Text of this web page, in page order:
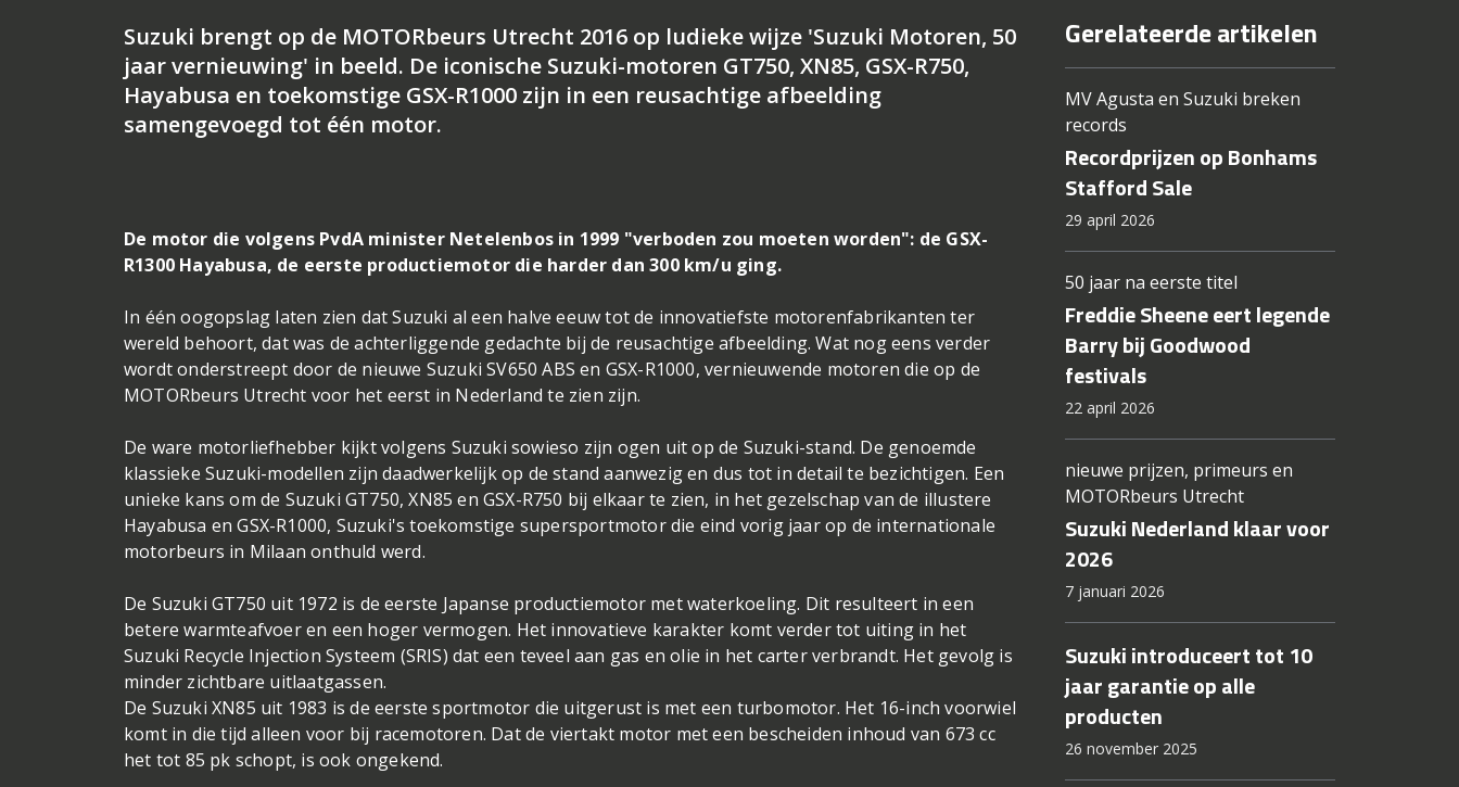
Suzuki brengt op de MOTORbeurs Utrecht 2016 op ludieke wijze 'Suzuki Motoren, 50
jaar vernieuwing' in beeld. De iconische Suzuki-motoren GT750, XN85, GSX-R750,
Hayabusa en toekomstige GSX-R1000 zijn in een reusachtige afbeelding
samengevoegd tot één motor.
De motor die volgens PvdA minister Netelenbos in 1999 "verboden zou moeten worden": de GSX-
R1300 Hayabusa, de eerste productiemotor die harder dan 300 km/u ging.
In één oogopslag laten zien dat Suzuki al een halve eeuw tot de innovatiefste motorenfabrikanten ter
wereld behoort, dat was de achterliggende gedachte bij de reusachtige afbeelding. Wat nog eens verder
wordt onderstreept door de nieuwe Suzuki SV650 ABS en GSX-R1000, vernieuwende motoren die op de
MOTORbeurs Utrecht voor het eerst in Nederland te zien zijn.
De ware motorliefhebber kijkt volgens Suzuki sowieso zijn ogen uit op de Suzuki-stand. De genoemde
klassieke Suzuki-modellen zijn daadwerkelijk op de stand aanwezig en dus tot in detail te bezichtigen. Een
unieke kans om de Suzuki GT750, XN85 en GSX-R750 bij elkaar te zien, in het gezelschap van de illustere
Hayabusa en GSX-R1000, Suzuki's toekomstige supersportmotor die eind vorig jaar op de internationale
motorbeurs in Milaan onthuld werd.
De Suzuki GT750 uit 1972 is de eerste Japanse productiemotor met waterkoeling. Dit resulteert in een
betere warmteafvoer en een hoger vermogen. Het innovatieve karakter komt verder tot uiting in het
Suzuki Recycle Injection Systeem (SRIS) dat een teveel aan gas en olie in het carter verbrandt. Het gevolg is
minder zichtbare uitlaatgassen.
De Suzuki XN85 uit 1983 is de eerste sportmotor die uitgerust is met een turbomotor. Het 16-inch voorwiel
komt in die tijd alleen voor bij racemotoren. Dat de viertakt motor met een bescheiden inhoud van 673 cc
het tot 85 pk schopt, is ook ongekend.
Gerelateerde artikelen
MV Agusta en Suzuki breken
records
Recordprijzen op Bonhams
Stafford Sale
29 april 2026
50 jaar na eerste titel
Freddie Sheene eert legende
Barry bij Goodwood
festivals
22 april 2026
nieuwe prijzen, primeurs en
MOTORbeurs Utrecht
Suzuki Nederland klaar voor
2026
7 januari 2026
Suzuki introduceert tot 10
jaar garantie op alle
producten
26 november 2025